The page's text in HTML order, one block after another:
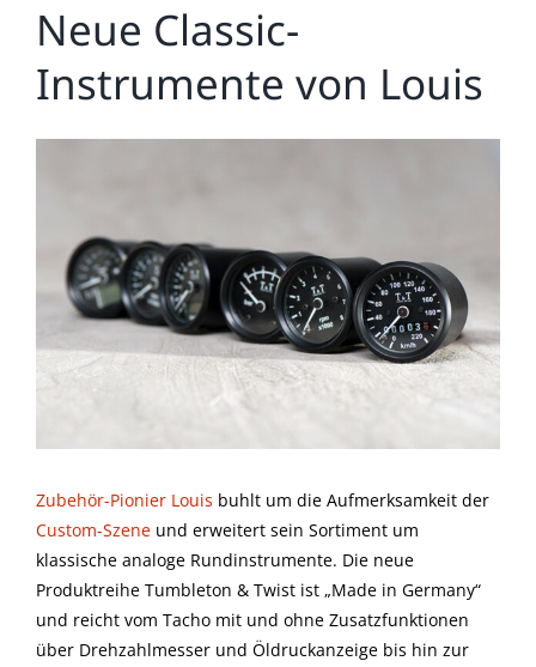
Neue Classic-
Instrumente von Louis
Zubehör-Pionier Louis buhlt um die Aufmerksamkeit der
Custom-Szene und erweitert sein Sortiment um
klassische analoge Rundinstrumente. Die neue
Produktreihe Tumbleton & Twist ist „Made in Germany“
und reicht vom Tacho mit und ohne Zusatzfunktionen
über Drehzahlmesser und Öldruckanzeige bis hin zur